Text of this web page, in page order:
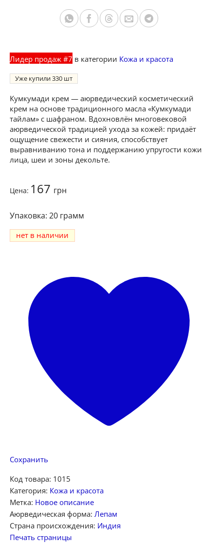
Лидер продаж #7 в категории Кожа и красота
Уже купили330
Кумкумади крем — аюрведический косметический
крем на основе традиционного масла «Кумкумади
тайлам» с шафраном. Вдохновлён многовековой
аюрведической традицией ухода за кожей: придаёт
ощущение свежести и сияния, способствует
выравниванию тона и поддержанию упругости кожи
лица, шеи и зоны декольте.
Цена: 167 грн
20 грамм
нет в наличии
Сохранить
Код товара: 1015
Категория: Кожа и красота
Метка: Новое описание
Аюрведическая форма: Лепам
Страна происхождения: Индия
Печать страницы